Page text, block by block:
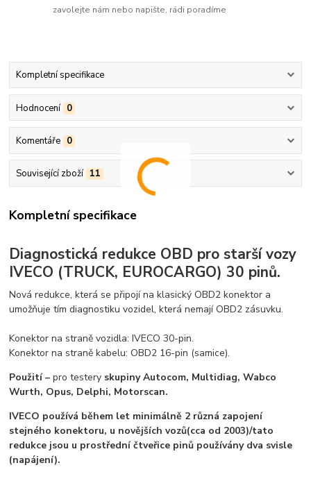
zavolejte nám nebo napište, rádi poradíme
Kompletní specifikace
Hodnocení 0
Komentáře 0
Související zboží 11
Kompletní specifikace
Diagnostická redukce OBD pro starší vozy
IVECO (TRUCK, EUROCARGO) 30 pinů.
Nová redukce, která se připojí na klasický OBD2 konektor a
umožňuje tím diagnostiku vozidel, která nemají OBD2 zásuvku.
Konektor na straně vozidla: IVECO 30-pin.
Konektor na straně kabelu: OBD2 16-pin (samice).
Použití –pro testery skupiny Autocom, Multidiag, Wabco
Wurth, Opus, Delphi, Motorscan.
IVECO používá během let minimálně 2 různá zapojení
stejného konektoru, u novějších vozů(cca od 2003)/tato
redukce jsou u prostřední čtveřice pinů používány dva svisle
(napájení).